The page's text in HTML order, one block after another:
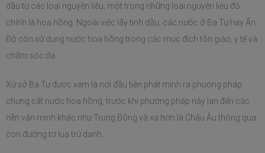
dầu từ các loại nguyên liệu, một trong những loại nguyên liệu đó
chính là hoa hồng. Ngoài việc lấy tinh dầu, các nước ở Ba Tư hay Ấn
Độ còn sử dụng nước hoa hồng trong các mục đích tôn giáo, y tế và
chăm sóc da.
Xứ sở Ba Tư được xem là nơi đầu tiên phát minh ra phương pháp
chưng cất nước hoa hồng, trước khi phương pháp này lan đến các
nền văn minh khác như Trung Đông và xa hơn là Châu Âu thông qua
con đường tơ lụa trứ danh.